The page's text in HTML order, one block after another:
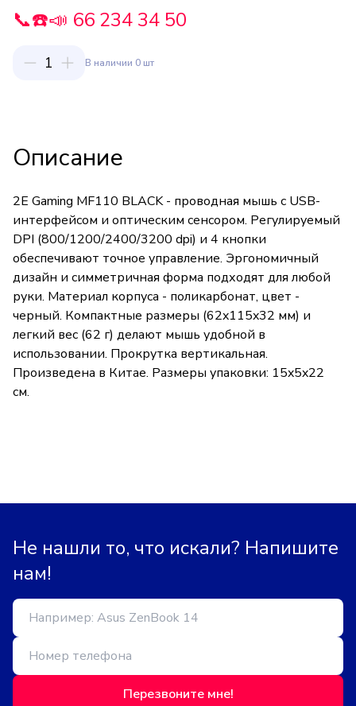
📞☎️📣 66 234 34 50
1 В наличии 0 шт
Описание
2E Gaming MF110 BLACK - проводная мышь с USB-
интерфейсом и оптическим сенсором. Регулируемый
DPI (800/1200/2400/3200 dpi) и 4 кнопки
обеспечивают точное управление. Эргономичный
дизайн и симметричная форма подходят для любой
руки. Материал корпуса - поликарбонат, цвет -
черный. Компактные размеры (62x115x32 мм) и
легкий вес (62 г) делают мышь удобной в
использовании. Прокрутка вертикальная.
Произведена в Китае. Размеры упаковки: 15x5x22
см.
Не нашли то, что искали? Напишите
нам!
Перезвоните мне!